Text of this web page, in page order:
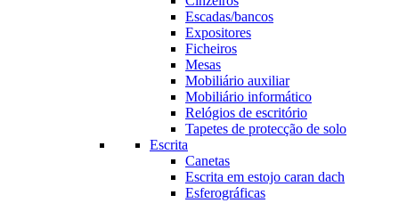
Escadas/bancos
Expositores
Ficheiros
Mesas
Mobiliário auxiliar
Mobiliário informático
Relógios de escritório
Tapetes de protecção de solo
Escrita
Canetas
Escrita em estojo caran dach
Esferográficas